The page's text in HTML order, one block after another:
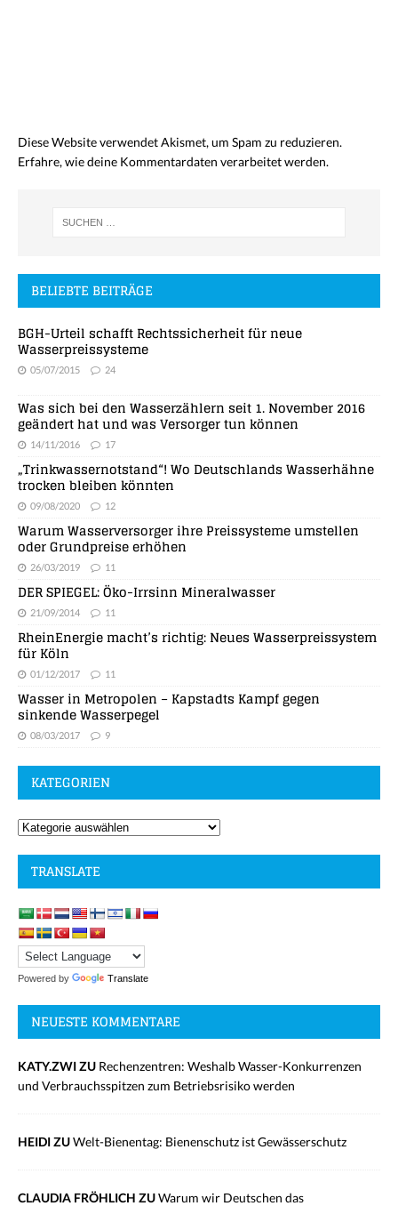
Diese Website verwendet Akismet, um Spam zu reduzieren.
Erfahre, wie deine Kommentardaten verarbeitet werden.
BELIEBTE BEITRÄGE
BGH-Urteil schafft Rechtssicherheit für neue
Wasserpreissysteme
05/07/2015 24
Was sich bei den Wasserzählern seit 1. November 2016
geändert hat und was Versorger tun können
14/11/2016 17
„Trinkwassernotstand“! Wo Deutschlands Wasserhähne
trocken bleiben könnten
09/08/2020 12
Warum Wasserversorger ihre Preissysteme umstellen
oder Grundpreise erhöhen
26/03/2019 11
DER SPIEGEL: Öko-Irrsinn Mineralwasser
21/09/2014 11
RheinEnergie macht’s richtig: Neues Wasserpreissystem
für Köln
01/12/2017 11
Wasser in Metropolen – Kapstadts Kampf gegen
sinkende Wasserpegel
08/03/2017 9
KATEGORIEN
TRANSLATE
Powered by Translate
NEUESTE KOMMENTARE
KATY.ZWI ZU Rechenzentren: Weshalb Wasser-Konkurrenzen
und Verbrauchsspitzen zum Betriebsrisiko werden
HEIDI ZUWelt-Bienentag: Bienenschutz ist Gewässerschutz
CLAUDIA FRÖHLICH ZUWarum wir Deutschen das